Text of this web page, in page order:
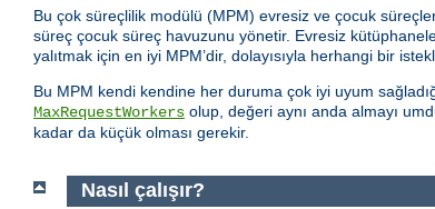
Bu çok süreçlilik modülü (MPM) evresiz ve çocuk
süreç çocuk süreç havuzunu yönetir. Evresiz
yalıtmak için en iyi MPM’dir, dolayısıyla herhangi bir
Bu MPM kendi kendine her duruma çok iyi uyum
MaxRequestWorkers olup, değeri aynı anda almayı
kadar da küçük olması gerekir.
Nasıl çalışır?